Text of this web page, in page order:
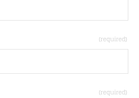
(required)
(required)